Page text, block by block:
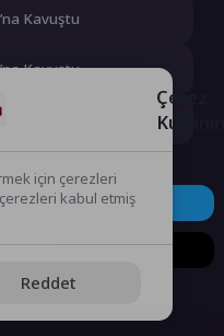
Kavuştu
Kavuştu
Yaşadılar
Twitter
TikTok
Çerez
için çerezleri
kabul etmiş
Reddet